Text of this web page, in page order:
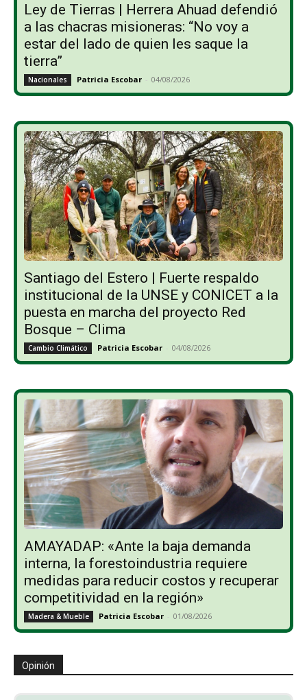
Ley de Tierras | Herrera Ahuad defendió
a las chacras misioneras: “No voy a
estar del lado de quien les saque la
tierra”
Nacionales Patricia Escobar - 04/08/2026
Santiago del Estero | Fuerte respaldo
institucional de la UNSE y CONICET a la
puesta en marcha del proyecto Red
Bosque – Clima
Cambio Climático Patricia Escobar - 04/08/2026
AMAYADAP: «Ante la baja demanda
interna, la forestoindustria requiere
medidas para reducir costos y recuperar
competitividad en la región»
Madera & Mueble Patricia Escobar - 01/08/2026
Opinión